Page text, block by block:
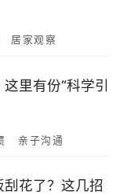
居家观察
里有份“科学引
亲子沟通
花了？这几招